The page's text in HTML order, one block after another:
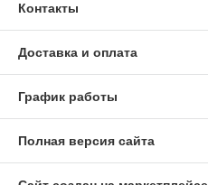
Контакты
Доставка и оплата
График работы
Полная версия сайта